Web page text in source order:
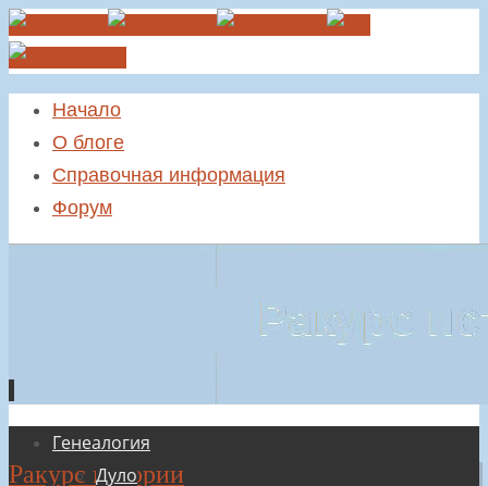
Начало
О блоге
Справочная информация
Форум
Ракурс истории
Перейти
к
Генеалогия
Дуло